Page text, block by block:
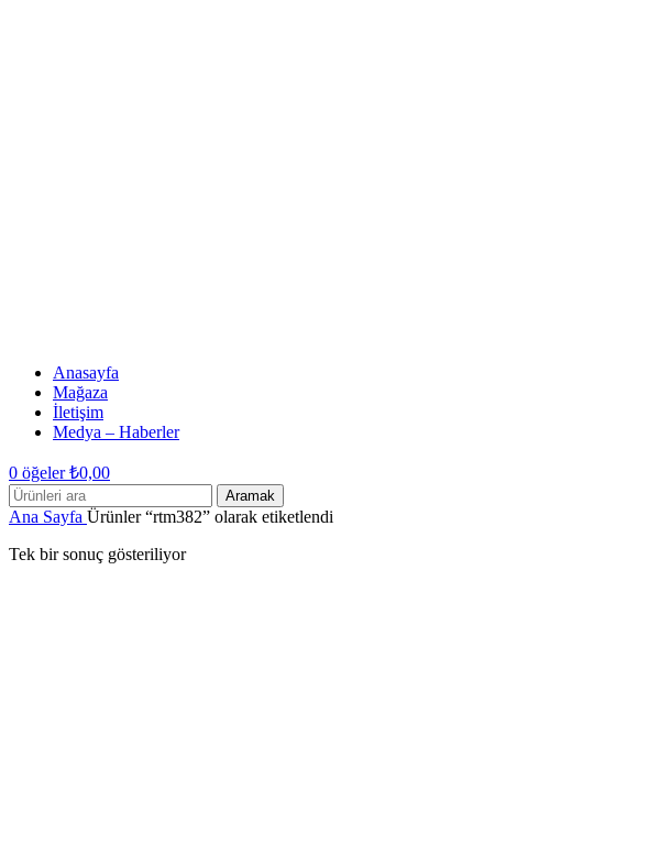
Anasayfa
Mağaza
İletişim
Medya – Haberler
0 öğeler ₺0,00
Aramak
Ana Sayfa Ürünler “rtm382” olarak etiketlendi
Tek bir sonuç gösteriliyor